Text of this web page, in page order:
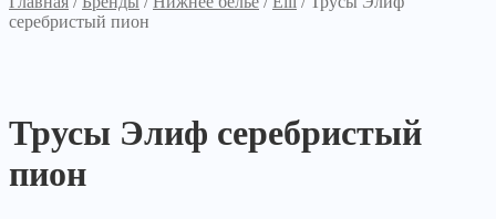
серебристый пион
Трусы Элиф серебристый
пион